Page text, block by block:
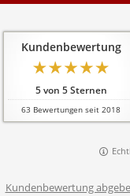
Kundenbewertung
5von 5Sternen
63 Bewertungen seit 2018
Kundenbewertung